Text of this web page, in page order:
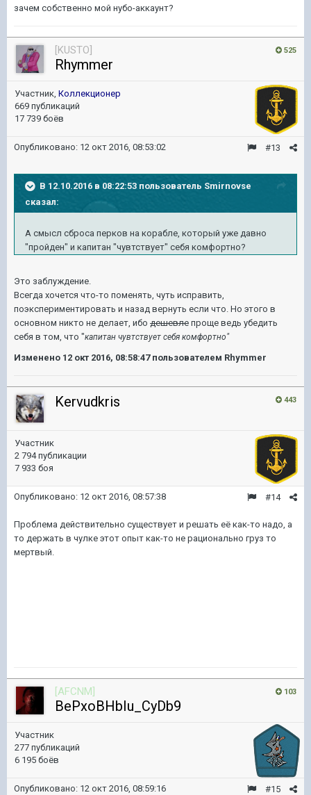
зачем собственно мой нубо-аккаунт?
525
[KUSTO]
Rhymmer
Участник, Коллекционер
669 публикаций
17 739 боёв
#13
Опубликовано: 12 окт 2016, 08:53:02
В 12.10.2016 в 08:22:53 пользователь Smirnovse
сказал:
А смысл сброса перков на корабле, который уже давно
"пройден" и капитан "чувтствует" себя комфортно?
Это заблуждение.
Всегда хочется что-то поменять, чуть исправить,
поэкспериментировать и назад вернуть если что. Но этого в
основном никто не делает, ибо дешевле проще ведь убедить
себя в том, что "капитан чувтствует себя комфортно"
Изменено 12 окт 2016, 08:58:47пользователем Rhymmer
443
Kervudkris
Участник
2 794 публикации
7 933 боя
#14
Опубликовано: 12 окт 2016, 08:57:38
Проблема действительно существует и решать её как-то надо, а
то держать в чулке этот опыт как-то не рационально груз то
мертвый.
103
[AFCNM]
BePxoBHbIu_CyDb9
Участник
277 публикаций
6 195 боёв
#15
Опубликовано: 12 окт 2016, 08:59:16